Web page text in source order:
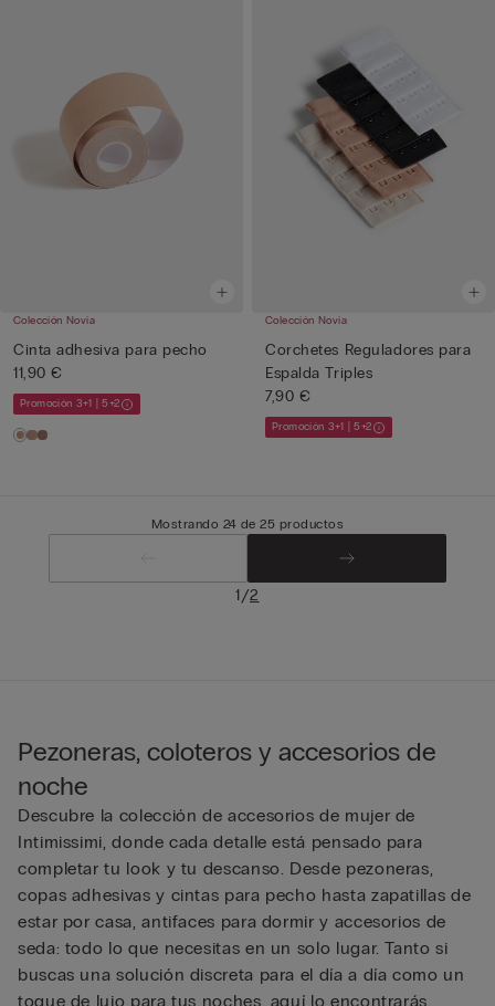
Colección Novia
Cinta adhesiva para pecho
11,90 €
Promoción 3+1 | 5+2
Colección Novia
Corchetes Reguladores para
Espalda Triples
7,90 €
Promoción 3+1 | 5+2
Mostrando 24 de 25 productos
1/2
Pezoneras, coloteros y accesorios de
noche
Descubre la colección de accesorios de mujer de
Intimissimi, donde cada detalle está pensado para
completar tu look y tu descanso. Desde pezoneras,
copas adhesivas y cintas para pecho hasta zapatillas de
estar por casa, antifaces para dormir y accesorios de
seda: todo lo que necesitas en un solo lugar. Tanto si
buscas una solución discreta para el día a día como un
toque de lujo para tus noches, aquí lo encontrarás,